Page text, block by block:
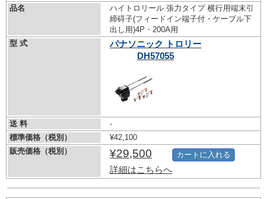
品名
ハイトロリール 張力タイプ 横行用端末引
締碍子(フィードイン端子付・ケーブル下
出し用)4P・200A用
型 式
パナソニック トロリー
DH57055
送 料
-
標準価格（税別）
¥42,100
販売価格（税別）
¥29,500
詳細はこちらへ
カートに入れる